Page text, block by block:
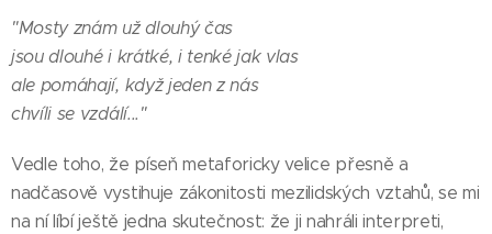
"Mosty znám už dlouhý čas
jsou dlouhé i krátké, i tenké jak vlas
ale pomáhají, když jeden z nás
chvíli se vzdálí..."
Vedle toho, že píseň metaforicky velice přesně a
nadčasově vystihuje zákonitosti mezilidských vztahů, se mi
na ní líbí ještě jedna skutečnost: že ji nahráli interpreti,